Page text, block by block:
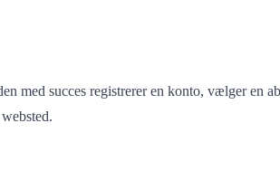
med succes registrerer en konto, vælger en